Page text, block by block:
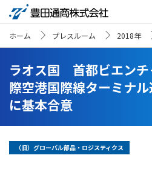
ホーム プレスルーム 2018年
ラオス国 首都ビエンチ
際空港国際線ターミナ
に基本合意
（旧）グローバル部品・ロジスティクス